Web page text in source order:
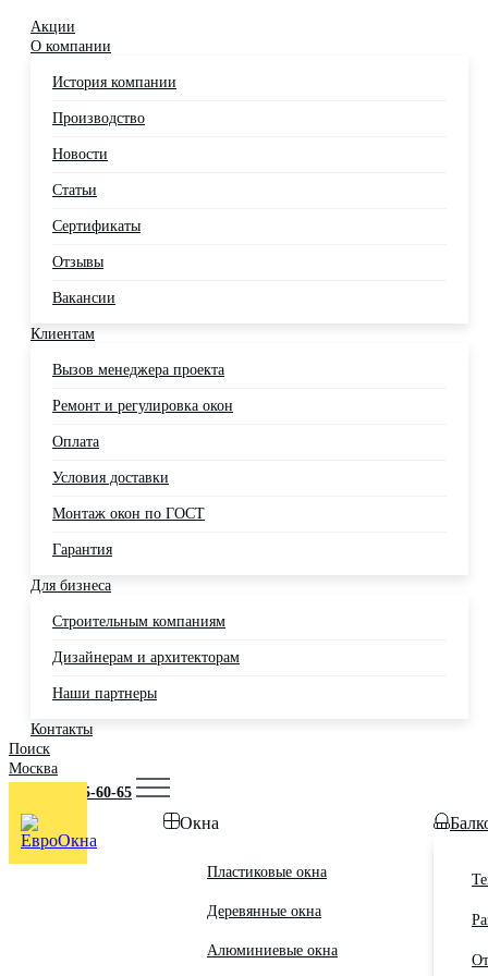
Акции
О компании
История компании
Производство
Новости
Статьи
Сертификаты
Отзывы
Вакансии
Клиентам
Вызов менеджера проекта
Ремонт и регулировка окон
Оплата
Условия доставки
Монтаж окон по ГОСТ
Гарантия
Для бизнеса
Строительным компаниям
Дизайнерам и архитекторам
Наши партнеры
Контакты
Поиск
Москва
+7 (495) 725-60-65
Окна
Пластиковые окна
Деревянные окна
Алюминиевые окна